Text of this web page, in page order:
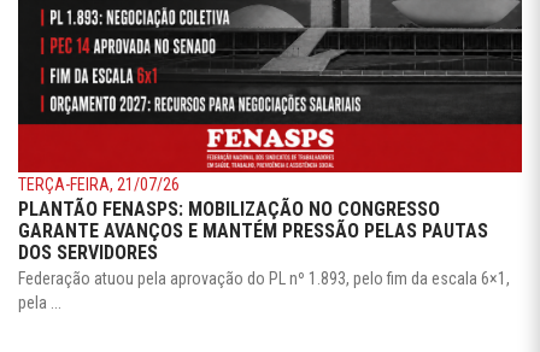
TERÇA-FEIRA, 21/07/26
PLANTÃO FENASPS: MOBILIZAÇÃO NO CONGRESSO
GARANTE AVANÇOS E MANTÉM PRESSÃO PELAS PAUTAS
DOS SERVIDORES
Federação atuou pela aprovação do PL nº 1.893, pelo fim da escala 6×1,
pela ...